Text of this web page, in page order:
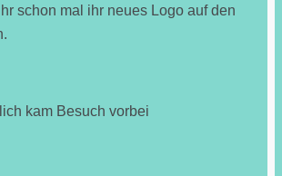
schon mal ihr neues Logo auf den
kam Besuch vorbei